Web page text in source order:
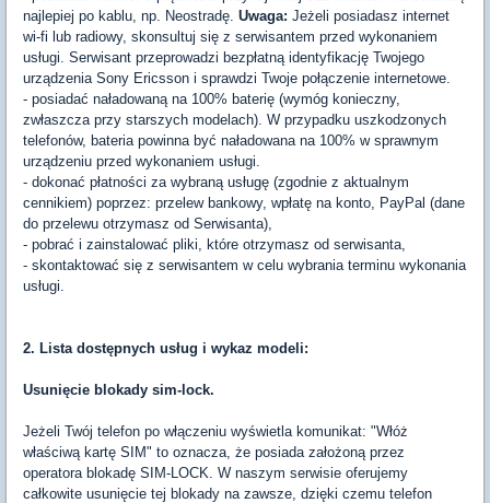
najlepiej po kablu, np. Neostradę. Uwaga: Jeżeli posiadasz internet
wi-fi lub radiowy, skonsultuj się z serwisantem przed wykonaniem
usługi. Serwisant przeprowadzi bezpłatną identyfikację Twojego
urządzenia Sony Ericsson i sprawdzi Twoje połączenie internetowe.
- posiadać naładowaną na 100% baterię (wymóg konieczny,
zwłaszcza przy starszych modelach). W przypadku uszkodzonych
telefonów, bateria powinna być naładowana na 100% w sprawnym
urządzeniu przed wykonaniem usługi.
- dokonać płatności za wybraną usługę (zgodnie z aktualnym
cennikiem) poprzez: przelew bankowy, wpłatę na konto, PayPal (dane
do przelewu otrzymasz od Serwisanta),
- pobrać i zainstalować pliki, które otrzymasz od serwisanta,
- skontaktować się z serwisantem w celu wybrania terminu wykonania
usługi.
2. Lista dostępnych usług i wykaz modeli:
Usunięcie blokady sim-lock.
Jeżeli Twój telefon po włączeniu wyświetla komunikat: "Włóż
właściwą kartę SIM" to oznacza, że posiada założoną przez
operatora blokadę SIM-LOCK. W naszym serwisie oferujemy
całkowite usunięcie tej blokady na zawsze, dzięki czemu telefon